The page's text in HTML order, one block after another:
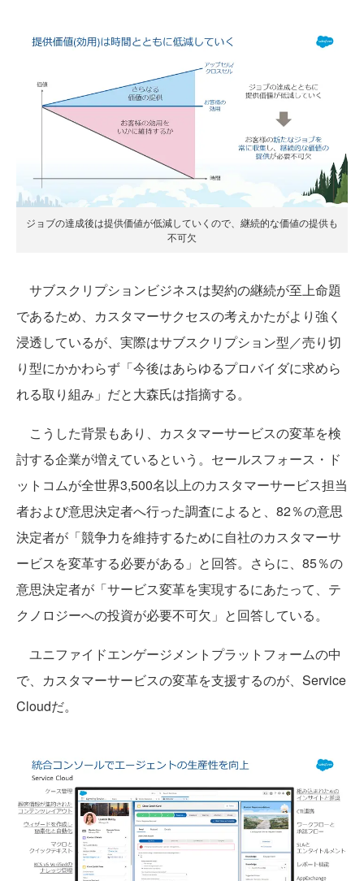
ジョブの達成後は提供価値が低減していくので、継続的な価値の提供も
不可欠
サブスクリプションビジネスは契約の継続が至上命題
であるため、カスタマーサクセスの考えかたがより強く
浸透しているが、実際はサブスクリプション型／売り切
り型にかかわらず「今後はあらゆるプロバイダに求めら
れる取り組み」だと大森氏は指摘する。
こうした背景もあり、カスタマーサービスの変革を検
討する企業が増えているという。セールスフォース・ド
ットコムが全世界3,500名以上のカスタマーサービス担当
者および意思決定者へ行った調査によると、82％の意思
決定者が「競争力を維持するために自社のカスタマーサ
ービスを変革する必要がある」と回答。さらに、85％の
意思決定者が「サービス変革を実現するにあたって、テ
クノロジーへの投資が必要不可欠」と回答している。
ユニファイドエンゲージメントプラットフォームの中
で、カスタマーサービスの変革を支援するのが、Service
Cloudだ。